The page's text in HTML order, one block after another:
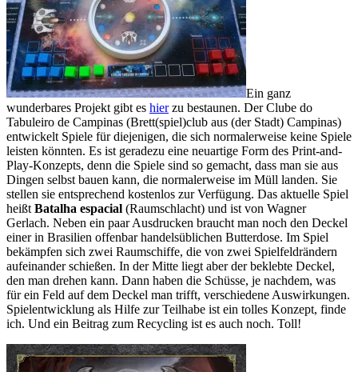
Ein ganz
wunderbares Projekt gibt es hierzu bestaunen. Der Clube do
Tabuleiro de Campinas (Brett(spiel)club aus (der Stadt) Campinas)
entwickelt Spiele für diejenigen, die sich normalerweise keine Spiele
leisten könnten. Es ist geradezu eine neuartige Form des Print-and-
Play-Konzepts, denn die Spiele sind so gemacht, dass man sie aus
Dingen selbst bauen kann, die normalerweise im Müll landen. Sie
stellen sie entsprechend kostenlos zur Verfügung. Das aktuelle Spiel
heißt Batalha espacial (Raumschlacht) und ist von Wagner
Gerlach. Neben ein paar Ausdrucken braucht man noch den Deckel
einer in Brasilien offenbar handelsüblichen Butterdose. Im Spiel
bekämpfen sich zwei Raumschiffe, die von zwei Spielfeldrändern
aufeinander schießen. In der Mitte liegt aber der beklebte Deckel,
den man drehen kann. Dann haben die Schüsse, je nachdem, was
für ein Feld auf dem Deckel man trifft, verschiedene Auswirkungen.
Spielentwicklung als Hilfe zur Teilhabe ist ein tolles Konzept, finde
ich. Und ein Beitrag zum Recycling ist es auch noch. Toll!